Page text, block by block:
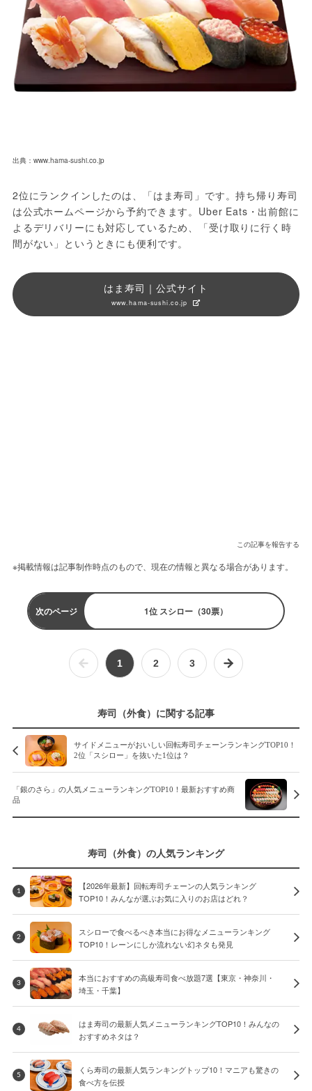
出典：www.hama-sushi.co.jp
2位にランクインしたのは、「はま寿司」です。持ち帰り寿司
は公式ホームページから予約できます。Uber Eats・出前館に
よるデリバリーにも対応しているため、「受け取りに行く時
間がない」というときにも便利です。
はま寿司｜公式サイト
www.hama-sushi.co.jp
この記事を報告する
※掲載情報は記事制作時点のもので、現在の情報と異なる場合があります。
次のページ 1位 スシロー（30票）
1 2 3
寿司（外食）に関する記事
サイドメニューがおいしい回転寿司チェーンランキングTOP10！
2位「スシロー」を抜いた1位は？
「銀のさら」の人気メニューランキングTOP10！最新おすすめ商
品
寿司（外食）の人気ランキング
1
【2026年最新】回転寿司チェーンの人気ランキング
TOP10！みんなが選ぶお気に入りのお店はどれ？
2
スシローで食べるべき本当にお得なメニューランキング
TOP10！レーンにしか流れない幻ネタも発見
3
本当におすすめの高級寿司食べ放題7選【東京・神奈川・
埼玉・千葉】
4
はま寿司の最新人気メニューランキングTOP10！みんなの
おすすめネタは？
5
くら寿司の最新人気ランキングトップ10！マニアも驚きの
食べ方を伝授